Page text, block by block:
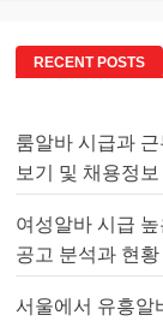
RECENT POSTS
룸알바 시급과
보기 및 채용정보
여성알바 시급
공고 분석과 현황
서울에서 유흥알